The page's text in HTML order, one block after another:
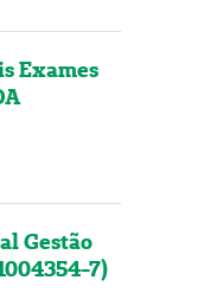
Exames
Gestão
7)